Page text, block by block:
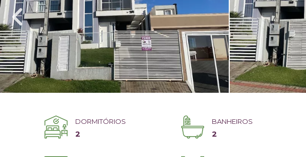
DORMITÓRIOS
2
BANHEIROS
2